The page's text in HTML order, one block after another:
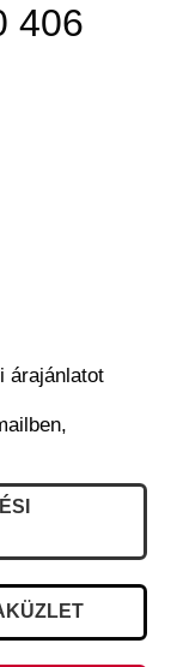
406
árajánlatot